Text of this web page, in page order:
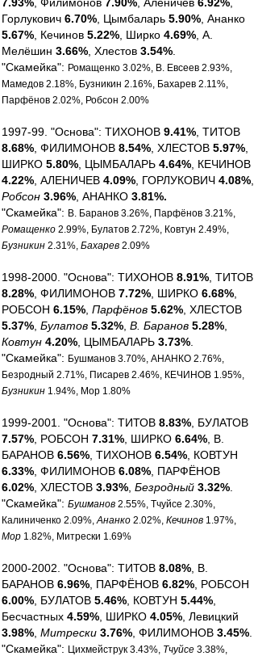
Горлукович 6.70% , Цымбаларь 5.90% , Ананко
5.67% , Кечинов 5.22% , Ширко 4.69% , А.
Мелёшин 3.66% , Хлестов 3.54%
"Скамейка": Ромащенко 3.02%, В. Евсеев 2.93%,
Мамедов 2.18%, Бузникин 2.16%, Бахарев 2.11%,
Парфёнов 2.02%, Робсон 2.00%
1997-99. "Основа": ТИХОНОВ 9.41% , ТИТОВ
8.68% , ФИЛИМОНОВ 8.54% , ХЛЕСТОВ 5.97%
ШИРКО 5.80% , ЦЫМБАЛАРЬ 4.64% , КЕЧИНОВ
4.22% , АЛЕНИЧЕВ 4.09% , ГОРЛУКОВИЧ 4.08%
Робсон 3.96% , АНАНКО 3.81%.
"Скамейка": В. Баранов 3.26%, Парфёнов 3.21%,
Ромащенко 2.99%, Булатов 2.72%, Ковтун 2.49%,
Бузникин 2.31%, Бахарев 2.09%
1998-2000. "Основа": ТИХОНОВ 8.91% , ТИТОВ
8.28% , ФИЛИМОНОВ 7.72% , ШИРКО 6.68%
РОБСОН 6.15% Парфёнов 5.62% , ХЛЕСТОВ
5.37% Булатов 5.32% В. Баранов 5.28%
Ковтун 4.20% , ЦЫМБАЛАРЬ 3.73%
"Скамейка": Бушманов 3.70%, АНАНКО 2.76%,
Безродный 2.71%, Писарев 2.46%, КЕЧИНОВ 1.95%,
Бузникин 1.94%, Мор 1.80%
1999-2001. "Основа": ТИТОВ 8.83% , БУЛАТОВ
7.57% , РОБСОН 7.31% , ШИРКО 6.64% , В.
БАРАНОВ 6.56% , ТИХОНОВ 6.54% , КОВТУН
6.33% , ФИЛИМОНОВ 6.08% , ПАРФЁНОВ
6.02% , ХЛЕСТОВ 3.93% Безродный 3.32%
"Скамейка": Бушманов 2.55%, Тчуйсе 2.30%,
Калиниченко 2.09%,Ананко 2.02%, Кечинов 1.97%,
Мор 1.82%, Митрески 1.69%
2000-2002. "Основа": ТИТОВ 8.08% , В.
БАРАНОВ 6.96% , ПАРФЁНОВ 6.82% , РОБСОН
6.00% , БУЛАТОВ 5.46% , КОВТУН 5.44%
Бесчастных 4.59% , ШИРКО 4.05% , Левицкий
3.98% Митрески 3.76% , ФИЛИМОНОВ 3.45%
"Скамейка": Цихмейструк 3.43%, Тчуйсе 3.38%,